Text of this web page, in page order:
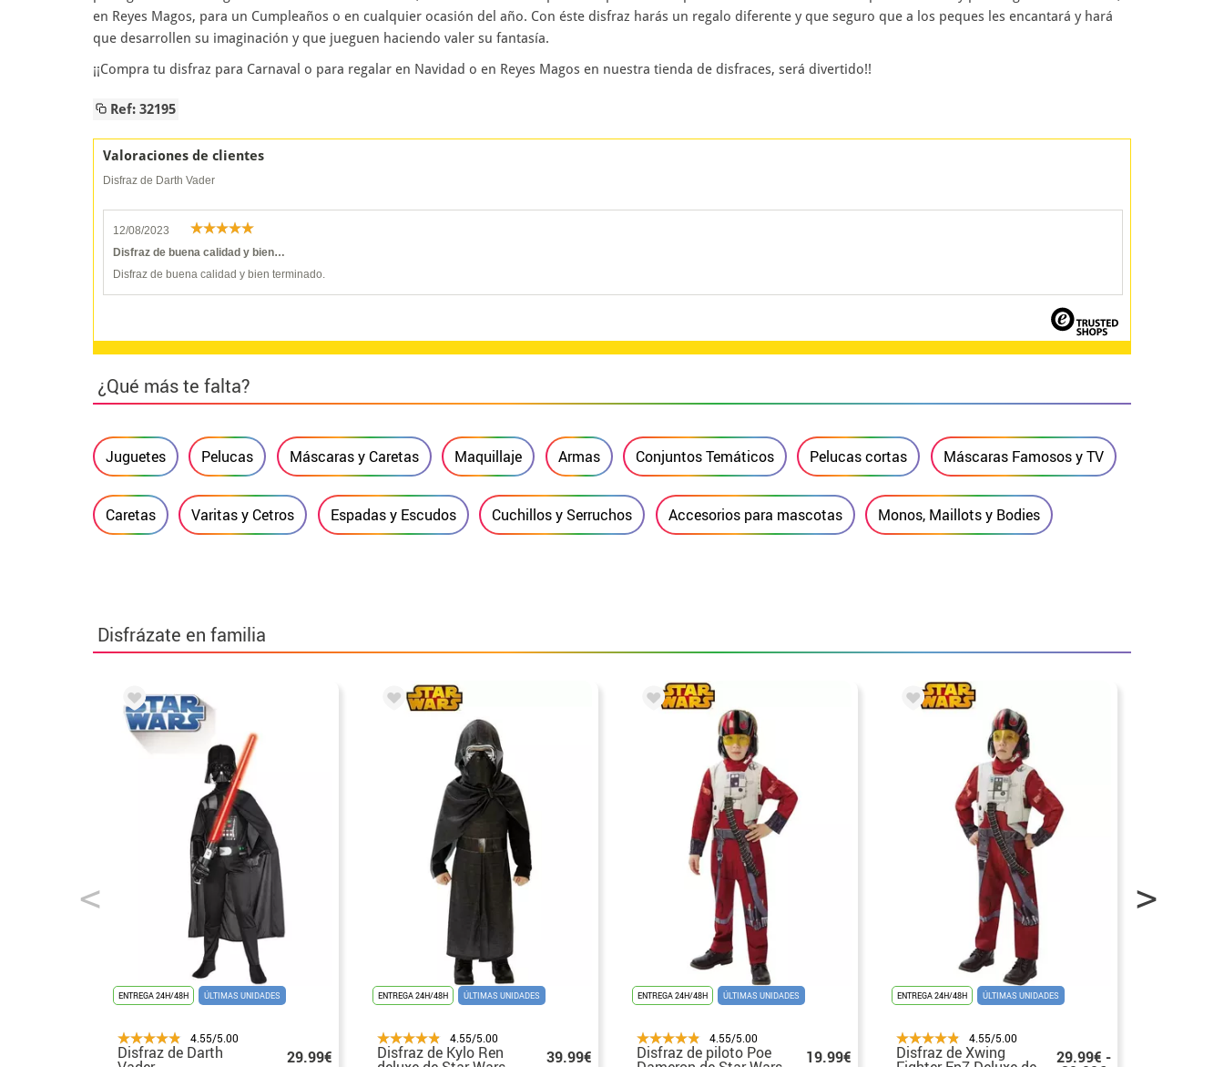
en Reyes Magos, para un Cumpleaños o en cualquier ocasión del año. Con éste disfraz harás un regalo diferente y que seguro que a los peques les encantará y hará
que desarrollen su imaginación y que jueguen haciendo valer su fantasía.
¡¡Compra tu disfraz para Carnaval o para regalar en Navidad o en Reyes Magos en nuestra tienda de disfraces, será divertido!!
Ref: 32195
Valoraciones de clientes
Disfraz de Darth Vader
12/08/2023
Disfraz de buena calidad y bien…
Disfraz de buena calidad y bien terminado.
¿Qué más te falta?
Juguetes Pelucas Máscaras y Caretas Maquillaje Armas Conjuntos Temáticos Pelucas cortas Máscaras Famosos y TV
Caretas Varitas y Cetros Espadas y Escudos Cuchillos y Serruchos Accesorios para mascotas Monos, Maillots y Bodies
Disfrázate en familia
ENTREGA 24H/48H ÚLTIMAS UNIDADES
4.55/5.00
Disfraz de Darth 29.99€
ENTREGA 24H/48H ÚLTIMAS UNIDADES
4.55/5.00
Disfraz de Kylo Ren 39.99€
ENTREGA 24H/48H ÚLTIMAS UNIDADES
4.55/5.00
Disfraz de piloto Poe 19.99€
ENTREGA 24H/48H ÚLTIMAS UNIDADES
4.55/5.00
Disfraz de Xwing 29.99€ -